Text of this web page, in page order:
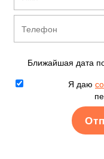
Ближайшая дата
Я даю